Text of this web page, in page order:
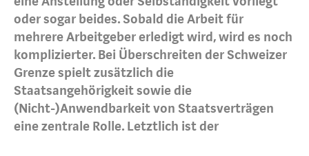
oder sogar beides. Sobald die Arbeit für
mehrere Arbeitgeber erledigt wird, wird es noch
komplizierter. Bei Überschreiten der Schweizer
Grenze spielt zusätzlich die
Staatsangehörigkeit sowie die
(Nicht-)Anwendbarkeit von Staatsverträgen
eine zentrale Rolle. Letztlich ist der